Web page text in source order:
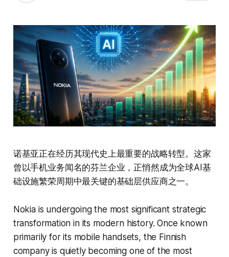
诺基亚正在经历其现代史上最重要的战略转型。这家
曾以手机业务闻名的芬兰企业，正悄然成为全球AI基
础设施繁荣周期中最关键的基础层供应商之一。
Nokia is undergoing the most significant strategic
transformation in its modern history. Once known
primarily for its mobile handsets, the Finnish
company is quietly becoming one of the most